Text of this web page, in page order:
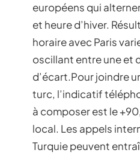
européens qui
et heure d’hiver.
horaire avec Paris
oscillant entre une et
d’écart.Pour joindre
turc, l’indicatif
à composer est le
local. Les appels
Turquie peuvent